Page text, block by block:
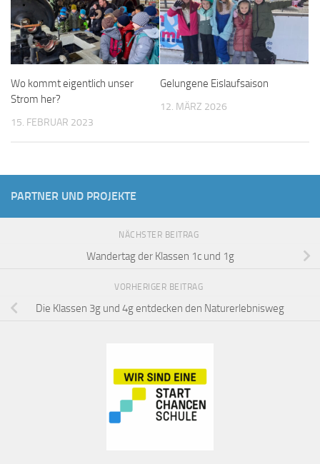
Wo kommt eigentlich unser
Strom her?
15. FEBRUAR 2023
Gelungene Eislaufsaison
12. MÄRZ 2026
PARTNER UND PROJEKTE
NÄCHSTER BEITRAG
Wandertag der Klassen 1c und 1g
VORHERIGER BEITRAG
Die Klassen 3g und 4g entdecken den Naturerlebnisweg